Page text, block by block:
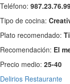
Teléfono:
Tipo de cocina:
Plato recomendado:
Recomendación: El
Precio medio: 25-40
Delirios Restaurante